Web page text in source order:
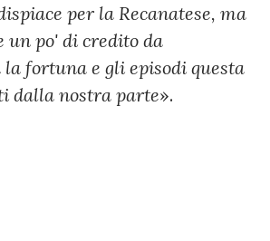
per la Recanatese, ma
un po' di credito da
fortuna e gli episodi questa
dalla nostra parte».